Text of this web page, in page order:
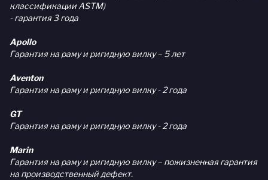
классификации ASTM)
- гарантия 3 года
Apollo
Гарантия на раму и ригидную вилку – 5 лет
Aventon
Гарантия на раму и ригидную вилку - 2 года
GT
Гарантия на раму и ригидную вилку - 2 года
Marin
Гарантия на раму и ригидную вилку – пожизненная гарантия
на производственный дефект.